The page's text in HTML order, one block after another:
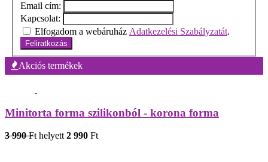
Email cím:
Kapcsolat:
Elfogadom a webáruház Adatkezelési Szabályzatát.
Feliratkozás
Akciós termékek
Minitorta forma szilikonból - korona forma
3 990 Fthelyett2 990 Ft